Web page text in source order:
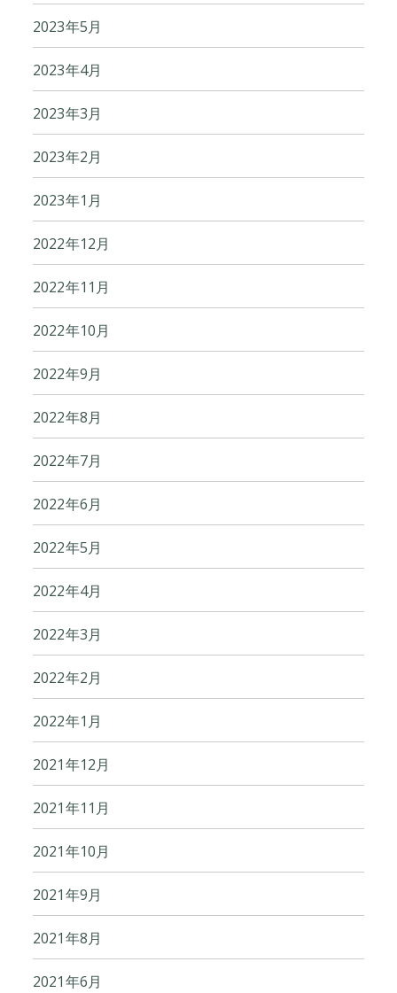
2023年5月
2023年4月
2023年3月
2023年2月
2023年1月
2022年12月
2022年11月
2022年10月
2022年9月
2022年8月
2022年7月
2022年6月
2022年5月
2022年4月
2022年3月
2022年2月
2022年1月
2021年12月
2021年11月
2021年10月
2021年9月
2021年8月
2021年6月